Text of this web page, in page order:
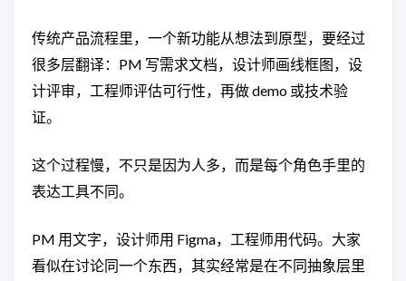
传统产品流程里，一个新功能从想法到原型，要经过
很多层翻译：PM 写需求文档，设计师画线框图，设
计评审，工程师评估可行性，再做 demo 或技术验
证。
这个过程慢，不只是因为人多，而是每个角色手里的
表达工具不同。
PM 用文字，设计师用 Figma，工程师用代码。大家
看似在讨论同一个东西，其实经常是在不同抽象层里